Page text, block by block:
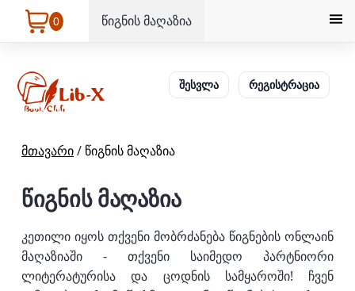
0 წიგნის მაღაზია
შესვლა რეგისტრაცია
მთავარი/ წიგნის მაღაზია
წიგნის მაღაზია
კეთილი იყოს თქვენი მობრძანება წიგნების ონლაინ
მაღაზიაში - თქვენი საიმედო პარტნიორი
ლიტერატურისა და ცოდნის სამყაროში! ჩვენ